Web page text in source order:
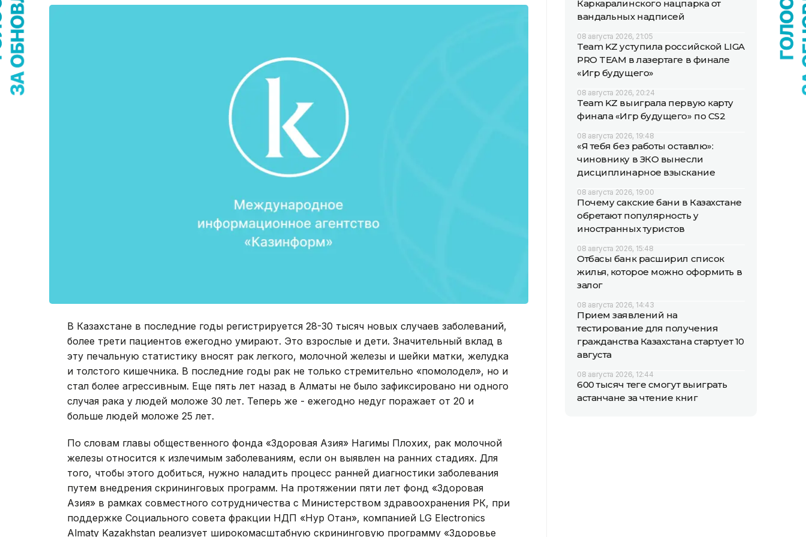
В Казахстане в последние годы регистрируется 28-30 тысяч новых случаев заболеваний,
более трети пациентов ежегодно умирают. Это взрослые и дети. Значительный вклад в
эту печальную статистику вносят рак легкого, молочной железы и шейки матки, желудка
и толстого кишечника. В последние годы рак не только стремительно «помолодел», но и
стал более агрессивным. Еще пять лет назад в Алматы не было зафиксировано ни одного
случая рака у людей моложе 30 лет. Теперь же - ежегодно недуг поражает от 20 и
больше людей моложе 25 лет.
По словам главы общественного фонда «Здоровая Азия» Нагимы Плохих, рак молочной
железы относится к излечимым заболеваниям, если он выявлен на ранних стадиях. Для
того, чтобы этого добиться, нужно наладить процесс ранней диагностики заболевания
путем внедрения скрининговых программ. На протяжении пяти лет фонд «Здоровая
Азия» в рамках совместного сотрудничества с Министерством здравоохранения РК, при
поддержке Социального совета фракции НДП «Нур Отан», компанией LG Electronics
Almaty Kazakhstan реализует широкомасштабную скрининговую программу «Здоровье
Каркаралинского нацпарка от
вандальных надписей
08 августа 2026, 21:05
Team KZ уступила российской LIGA
PRO TEAM в лазертаге в финале
«Игр будущего»
08 августа 2026, 20:24
Team KZ выиграла первую карту
финала «Игр будущего» по CS2
08 августа 2026, 19:48
«Я тебя без работы оставлю»:
чиновнику в ЗКО вынесли
дисциплинарное взыскание
08 августа 2026, 19:00
Почему сакские бани в Казахстане
обретают популярность у
иностранных туристов
08 августа 2026, 15:48
Отбасы банк расширил список
жилья, которое можно оформить в
залог
08 августа 2026, 14:43
Прием заявлений на
тестирование для получения
гражданства Казахстана стартует 10
августа
08 августа 2026, 12:44
600 тысяч теңге смогут выиграть
астанчане за чтение книг